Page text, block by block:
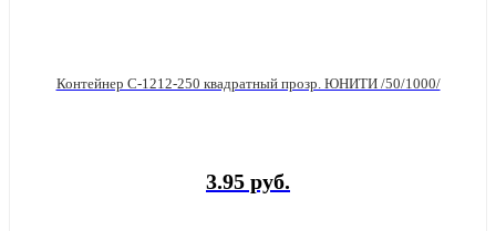
Контейнер С-1212-250 квадратный прозр. ЮНИТИ /50/1000/
3.95 руб.